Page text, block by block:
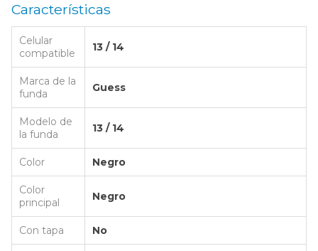
Características
Celular
compatible
13 / 14
Marca de la
funda
Guess
Modelo de
la funda
13 / 14
Color Negro
Color
principal
Negro
Con tapa No